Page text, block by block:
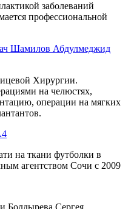
заболеваний
профессиональной
Шамилов Абдулмеджид
Хирургии.
на челюстях,
операции на мягких
на ткани футболки в
агентством Сочи с 2009
Болдырева Сергея